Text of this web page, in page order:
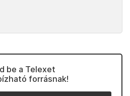
be a Telexet
forrásnak!